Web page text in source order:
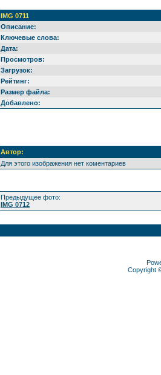
IMG 0711
Описание:
Ключевые слова:
Дата:
Просмотров:
Загрузок:
Рейтинг:
Размер файла:
Добавлено:
Автор:
Для этого изображения нет коментариев
Предыдущее фото:
IMG 0712
Copyright